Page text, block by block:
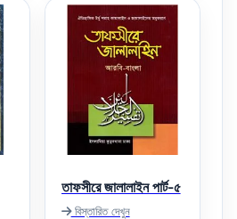
তাফসীরে জালালাইন পার্ট-৫
বিস্তারিত দেখুন